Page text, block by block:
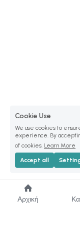
Αρχική
Cookie Use
We use cookies to
experience. By
of cookies. Learn More
Accept all